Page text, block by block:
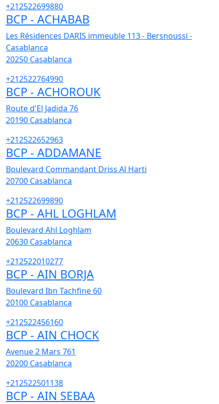
+212522699880
BCP - ACHABAB
Les Résidences DARIS immeuble 113 - Bersnoussi -
Casablanca
20250 Casablanca
+212522764990
BCP - ACHOROUK
Route d'El Jadida 76
20190 Casablanca
+212522652963
BCP - ADDAMANE
Boulevard Commandant Driss Al Harti
20700 Casablanca
+212522699890
BCP - AHL LOGHLAM
Boulevard Ahl Loghlam
20630 Casablanca
+212522010277
BCP - AIN BORJA
Boulevard Ibn Tachfine 60
20100 Casablanca
+212522456160
BCP - AIN CHOCK
Avenue 2 Mars 761
20200 Casablanca
+212522501138
BCP - AIN SEBAA